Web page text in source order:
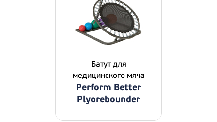
Батут для
медицинского мяча
Perform Better
Plyorebounder